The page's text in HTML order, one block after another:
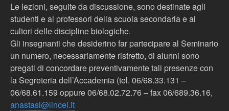
Le lezioni, seguite da discussione, sono destinate agli
studenti e ai professori della scuola secondaria e ai
cultori delle discipline biologiche.
Gli insegnanti che desiderino far partecipare al Seminario
un numero, necessariamente ristretto, di alunni sono
pregati di concordare preventivamente tali presenze con
la Segreteria dell’Accademia (tel. 06/68.33.131 –
06/68.61.159 oppure 06/68.02.72.76 – fax 06/689.36.16,
anastasi@lincei.it